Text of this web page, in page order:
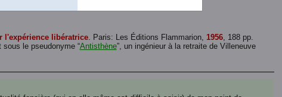
l'expérience libératrice. Paris: Les Éditions Flammarion, 1956, 188 pp.
le pseudonyme “Antisthène”, un ingénieur à la retraite de Villeneuve